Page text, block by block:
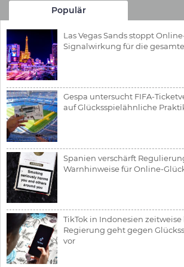
Populär
Las Vegas Sands stoppt
Signalwirkung für die
Gespa untersucht FIFA-
auf Glücksspielähnliche
Spanien verschärft
Warnhinweise für Online-
TikTok in Indonesien
Regierung geht gegen
vor